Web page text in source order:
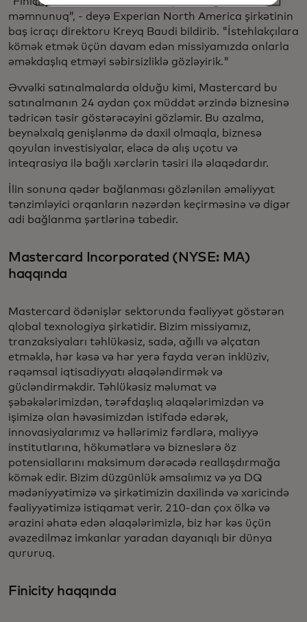
məmnunuq”, - deyə Experian North America şirkətinin
baş icraçı direktoru Kreyq Baudi bildirib. "İstehlakçılara
kömək etmək üçün davam edən missiyamızda onlarla
əməkdaşlıq etməyi səbirsizliklə gözləyirik."
Əvvəlki satınalmalarda olduğu kimi, Mastercard bu
satınalmanın 24 aydan çox müddət ərzində biznesinə
tədricən təsir göstərəcəyini gözləmir. Bu azalma,
beynəlxalq genişlənmə də daxil olmaqla, biznesə
qoyulan investisiyalar, eləcə də alış uçotu və
inteqrasiya ilə bağlı xərclərin təsiri ilə əlaqədardır.
İlin sonuna qədər bağlanması gözlənilən əməliyyat
tənzimləyici orqanların nəzərdən keçirməsinə və digər
adi bağlanma şərtlərinə tabedir.
Mastercard Incorporated (NYSE: MA)
haqqında
Mastercard ödənişlər sektorunda fəaliyyət göstərən
qlobal texnologiya şirkətidir. Bizim missiyamız,
tranzaksiyaları təhlükəsiz, sadə, ağıllı və əlçatan
etməklə, hər kəsə və hər yerə fayda verən inklüziv,
rəqəmsal iqtisadiyyatı əlaqələndirmək və
gücləndirməkdir. Təhlükəsiz məlumat və
şəbəkələrimizdən, tərəfdaşlıq əlaqələrimizdən və
işimizə olan həvəsimizdən istifadə edərək,
innovasiyalarımız və həllərimiz fərdlərə, maliyyə
institutlarına, hökumətlərə və bizneslərə öz
potensiallarını maksimum dərəcədə reallaşdırmağa
kömək edir. Bizim düzgünlük əmsalımız və ya DQ
mədəniyyətimizə və şirkətimizin daxilində və xaricində
fəaliyyətimizə istiqamət verir. 210-dan çox ölkə və
ərazini əhatə edən əlaqələrimizlə, biz hər kəs üçün
əvəzedilməz imkanlar yaradan dayanıqlı bir dünya
qururuq.
Finicity haqqında